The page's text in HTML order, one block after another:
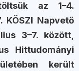
az 1–4.
KÖSZI Napvető
3–7. között,
Hittudományi
került